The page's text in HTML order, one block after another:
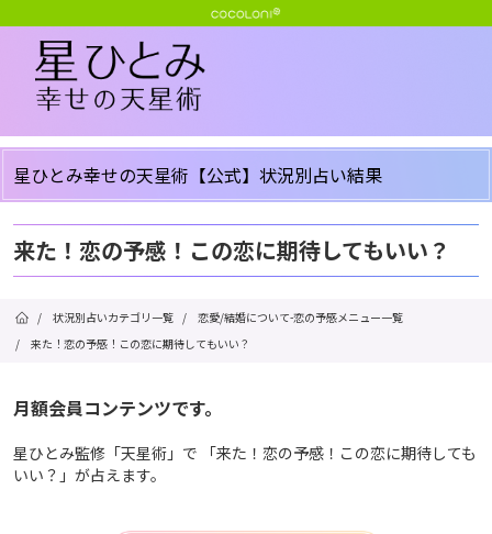
星ひとみ幸せの天星術【公式】状況別占い結果
来た！恋の予感！この恋に期待してもいい？
/ 状況別占いカテゴリ一覧 /
恋愛/結婚について-恋の予感メニュー一覧
/
来た！恋の予感！この恋に期待してもいい？
月額会員コンテンツです。
星ひとみ監修「天星術」で 「来た！恋の予感！この恋に期待しても
いい？」が占えます。